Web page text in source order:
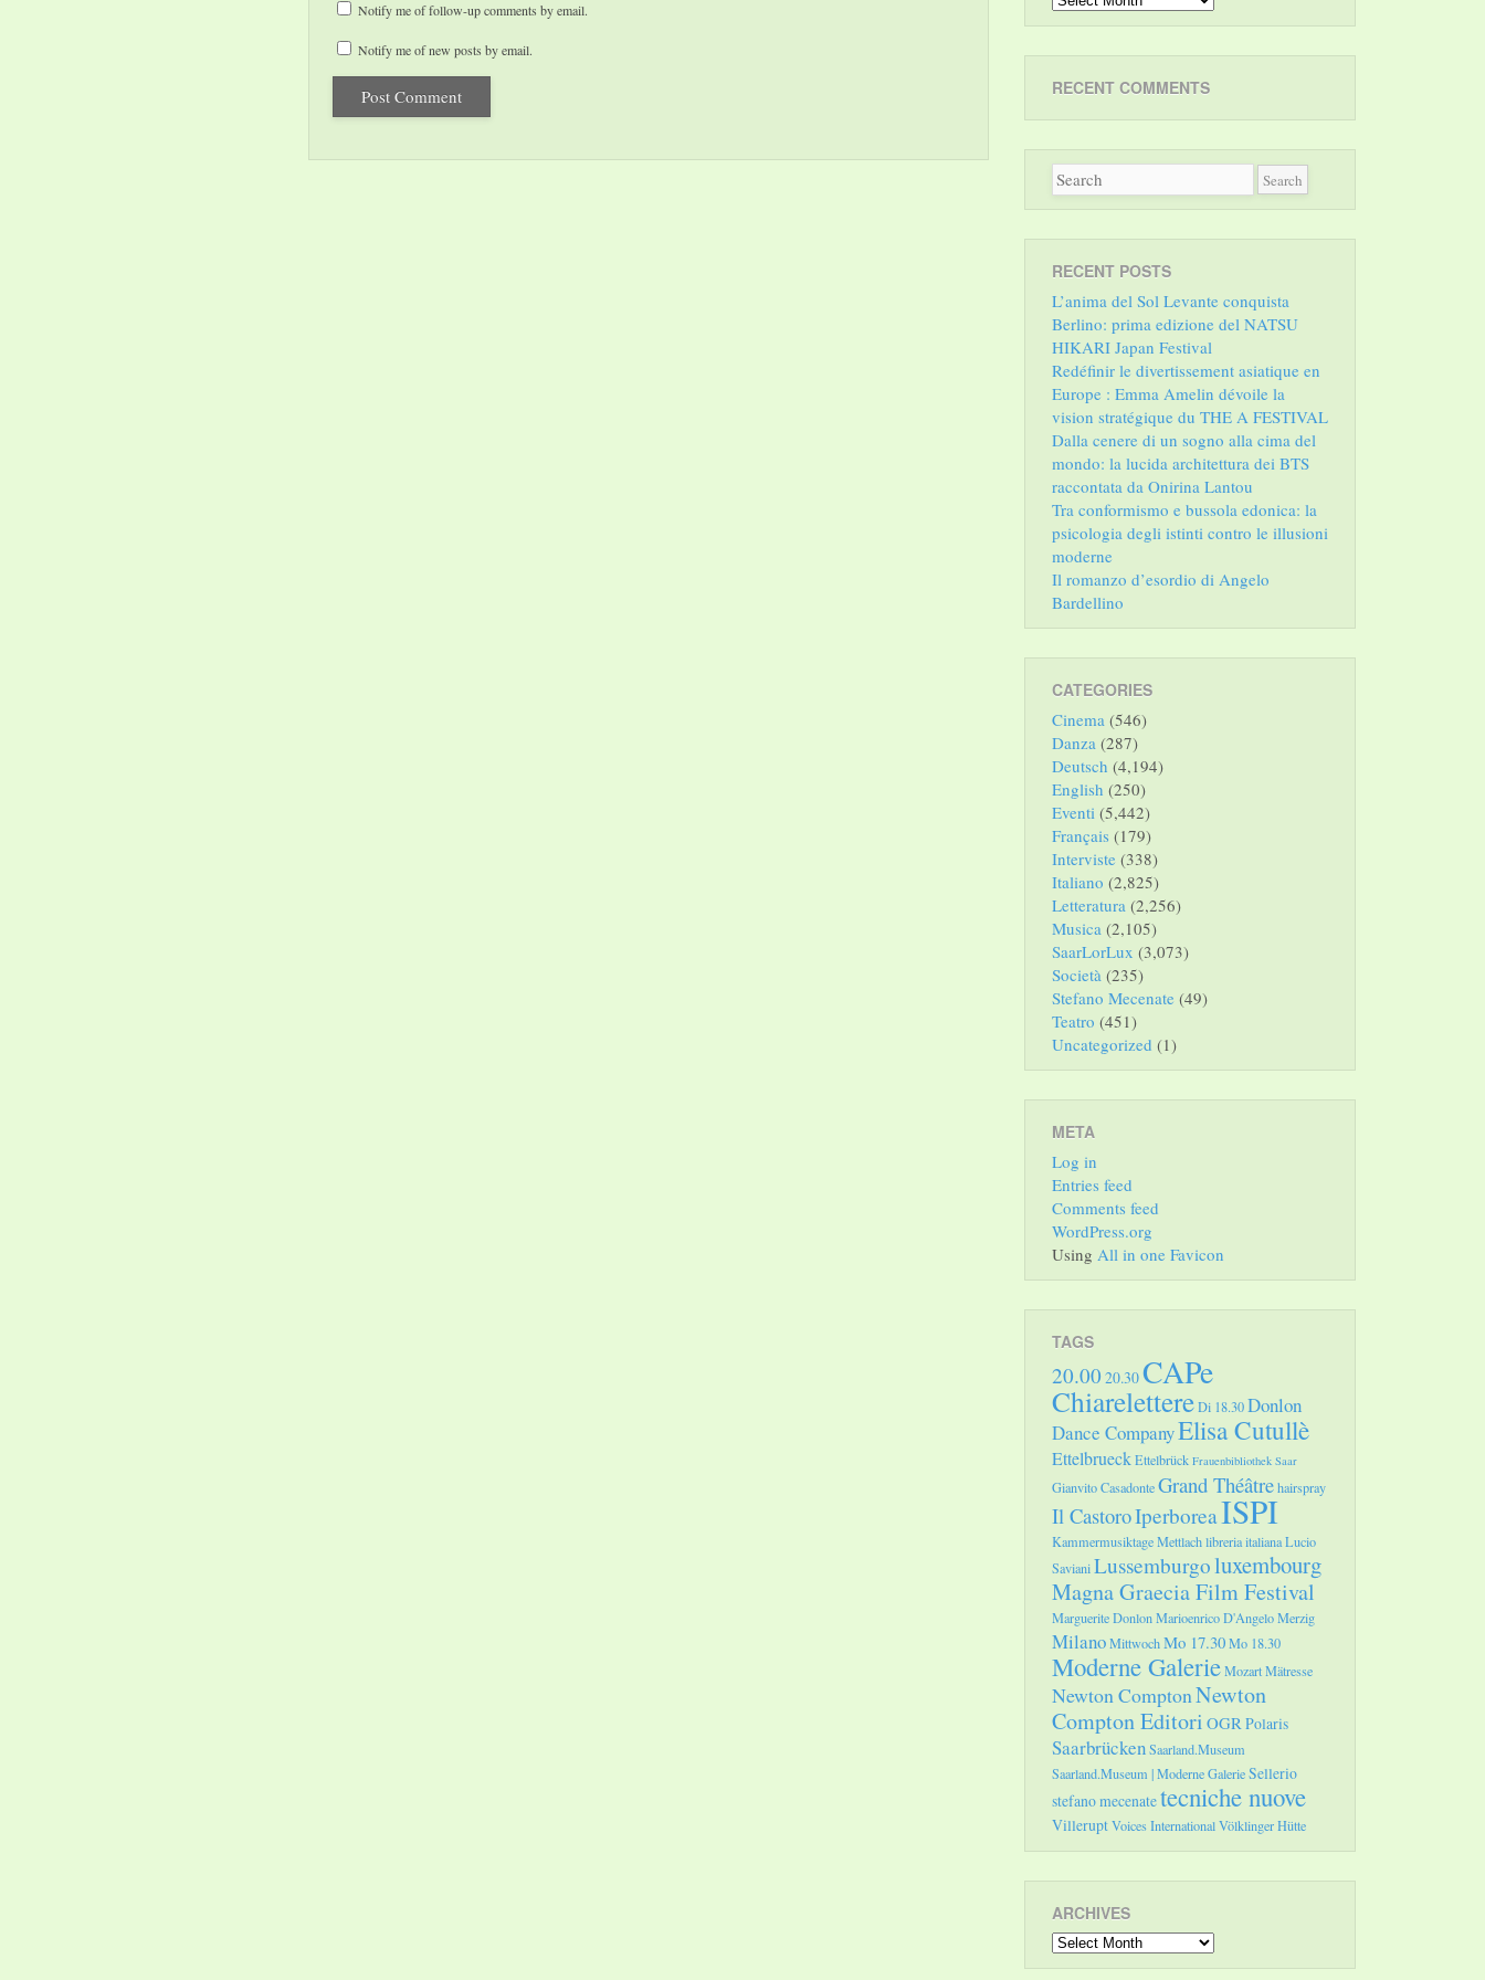
Notify me of follow-up comments by email.
Notify me of new posts by email.
RECENT COMMENTS
RECENT POSTS
L’anima del Sol Levante conquista
Berlino: prima edizione del NATSU
HIKARI Japan Festival
Redéfinir le divertissement asiatique en
Europe : Emma Amelin dévoile la
vision stratégique du THE A FESTIVAL
Dalla cenere di un sogno alla cima del
mondo: la lucida architettura dei BTS
raccontata da Onirina Lantou
Tra conformismo e bussola edonica: la
psicologia degli istinti contro le illusioni
moderne
Il romanzo d’esordio di Angelo
Bardellino
CATEGORIES
Cinema (546)
Danza (287)
Deutsch (4,194)
English (250)
Eventi (5,442)
Français (179)
Interviste (338)
Italiano (2,825)
Letteratura (2,256)
Musica (2,105)
SaarLorLux (3,073)
Società (235)
Stefano Mecenate (49)
Teatro (451)
Uncategorized (1)
META
Log in
Entries feed
Comments feed
WordPress.org
Using All in one Favicon
TAGS
20.00 20.30CAPe
ChiarelettereDi 18.30Donlon
Dance CompanyElisa Cutullè
EttelbrueckEttelbrück Frauenbibliothek Saar
Gianvito CasadonteGrand Théâtrehairspray
Il CastoroIperboreaISPI
Kammermusiktage Mettlachlibreria italianaLucio
SavianiLussemburgoluxembourg
Magna Graecia Film Festival
Marguerite DonlonMarioenrico D'AngeloMerzig
MilanoMittwochMo 17.30Mo 18.30
Moderne GalerieMozartMätresse
Newton ComptonNewton
Compton Editori OGRPolaris
SaarbrückenSaarland.Museum
Saarland.Museum | Moderne GalerieSellerio
stefano mecenatetecniche nuove
VilleruptVoices InternationalVölklinger Hütte
ARCHIVES
Archives